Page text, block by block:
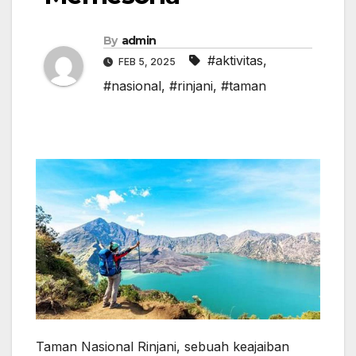
By admin
FEB 5, 2025 #aktivitas,
#nasional, #rinjani, #taman
Taman Nasional Rinjani, sebuah keajaiban